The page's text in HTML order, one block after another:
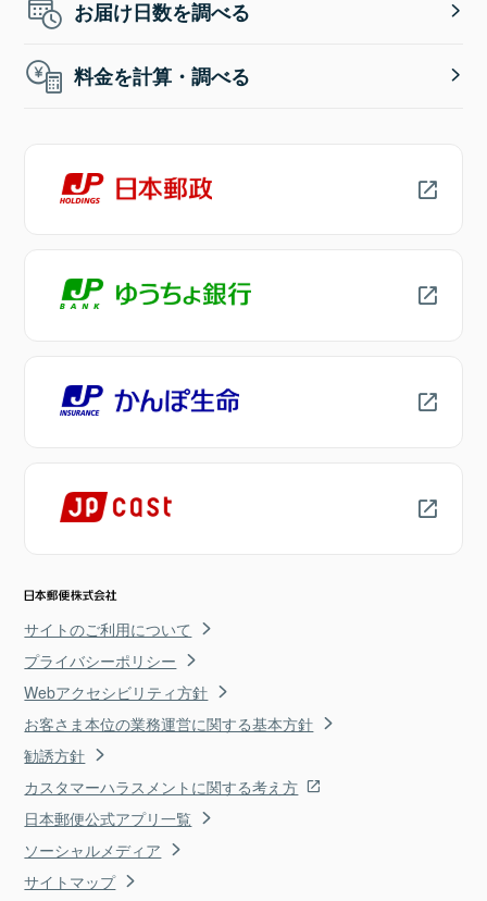
お届け日数を調べる
料金を計算・調べる
サイトのご利用について
プライバシーポリシー
Webアクセシビリティ方針
お客さま本位の業務運営に関する基本方針
勧誘方針
カスタマーハラスメントに関する考え方
日本郵便公式アプリ一覧
ソーシャルメディア
サイトマップ